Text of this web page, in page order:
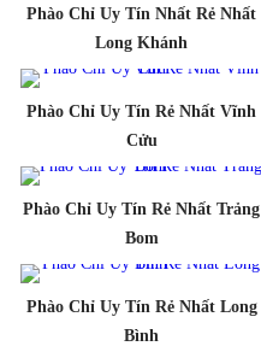
Phào Chỉ Uy Tín Nhất Rẻ Nhất
Long Khánh
Phào Chỉ Uy Tín Rẻ Nhất Vĩnh
Cửu
Phào Chỉ Uy Tín Rẻ Nhất Trảng
Bom
Phào Chỉ Uy Tín Rẻ Nhất Long
Bình